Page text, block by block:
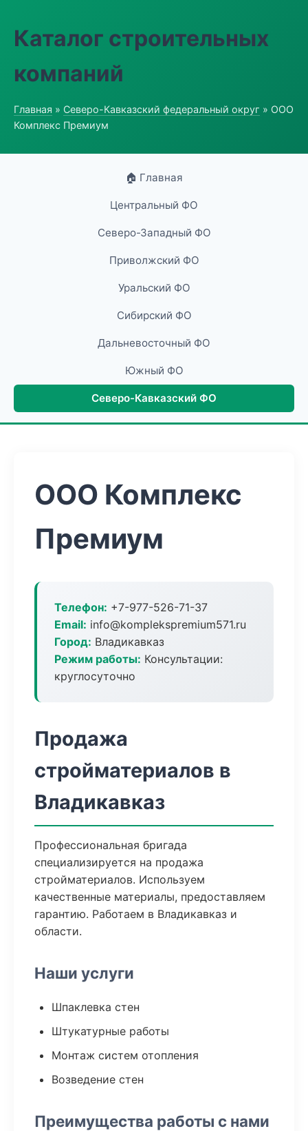
Каталог строительных
компаний
Главная » Северо-Кавказский федеральный округ » ООО
Комплекс Премиум
🏠 Главная
Центральный ФО
Северо-Западный ФО
Приволжский ФО
Уральский ФО
Сибирский ФО
Дальневосточный ФО
Южный ФО
Северо-Кавказский ФО
ООО Комплекс
Премиум
Телефон: +7-977-526-71-37
Email: info@komplekspremium571.ru
Город: Владикавказ
Режим работы: Консультации:
круглосуточно
Продажа
стройматериалов в
Владикавказ
Профессиональная бригада
специализируется на продажа
стройматериалов. Используем
качественные материалы, предоставляем
гарантию. Работаем в Владикавказ и
области.
Наши услуги
Шпаклевка стен
Штукатурные работы
Монтаж систем отопления
Возведение стен
Преимущества работы с нами